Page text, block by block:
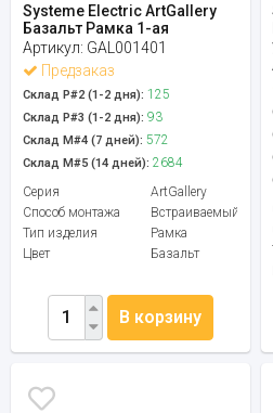
Systeme Electric ArtGallery
Базальт Рамка 1-ая
Артикул: GAL001401
Предзаказ
Склад Р#2 (1-2 дня): 125
Склад Р#3 (1-2 дня): 93
Склад М#4 (7 дней): 572
Склад М#5 (14 дней): 2684
Серия
ArtGallery
Способ монтажа
Встраиваемый
Тип изделия
Рамка
Цвет
Базальт
В корзину